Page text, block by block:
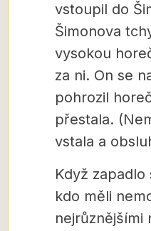
vstoupil do
Šimonova
vysokou
za ni. On se
pohrozil
přestala.
vstala a
Když zapadlo
kdo měli
nejrůznějšími